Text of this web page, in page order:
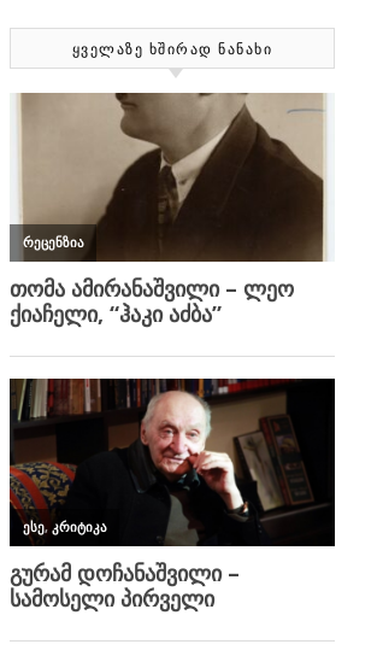
ᲧᲕᲔᲚᲐᲖᲔ ᲮᲨᲘᲠᲐᲓ ᲜᲐᲜᲐᲮᲘ